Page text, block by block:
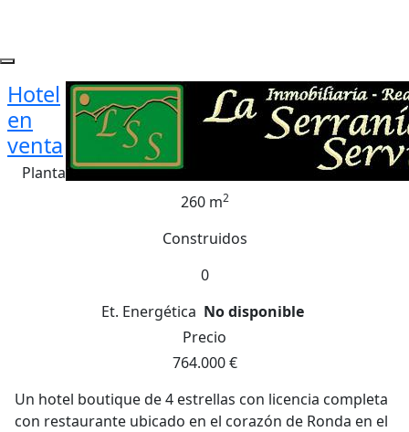
Hotel
en
venta
Planta
260 m2
Construidos
0
Et. Energética No disponible
Precio
764.000 €
Un hotel boutique de 4 estrellas con licencia completa
con restaurante ubicado en el corazón de Ronda en el